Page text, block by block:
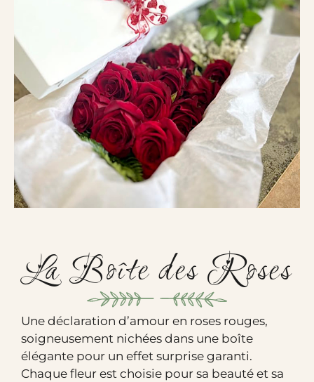
La Boîte des Roses
Une déclaration d’amour en roses rouges,
soigneusement nichées dans une boîte
élégante pour un effet surprise garanti.
Chaque fleur est choisie pour sa beauté et sa